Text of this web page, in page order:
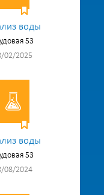
воды
53
02/2025
воды
53
08/2024